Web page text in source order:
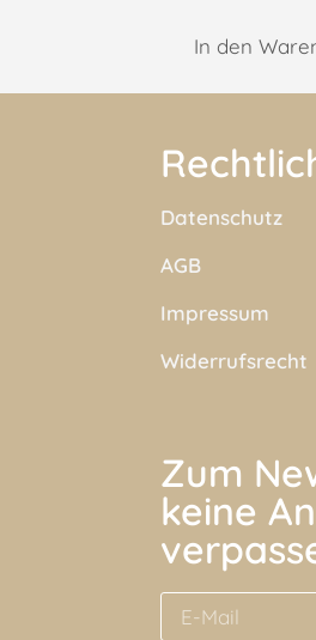
In den
Datenschutz
AGB
Impressum
Widerrufsrecht
Zum
keine